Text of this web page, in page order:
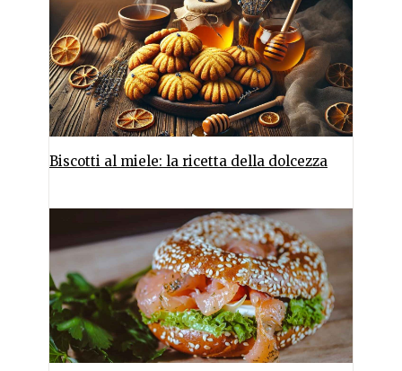
Biscotti al miele: la ricetta della dolcezza